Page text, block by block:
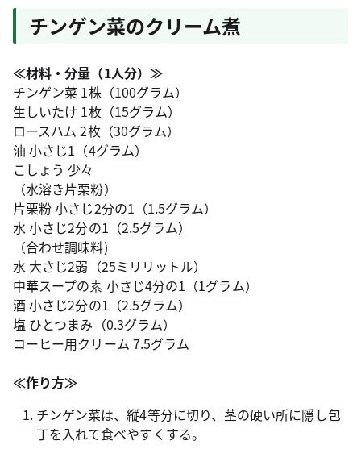
チンゲン菜のクリーム煮
≪材料・分量（1人分）≫
チンゲン菜 1株（100グラム）
生しいたけ 1枚（15グラム）
ロースハム 2枚（30グラム）
油 小さじ1（4グラム）
こしょう 少々
（水溶き片栗粉）
片栗粉 小さじ2分の1（1.5グラム）
水 小さじ2分の1（2.5グラム）
（合わせ調味料)
水 大さじ2弱（25ミリリットル）
中華スープの素 小さじ4分の1（1グラム）
酒 小さじ2分の1（2.5グラム）
塩 ひとつまみ（0.3グラム）
コーヒー用クリーム 7.5グラム
≪作り方≫
チンゲン菜は、縦4等分に切り、茎の硬い所に隠し包
丁を入れて食べやすくする。